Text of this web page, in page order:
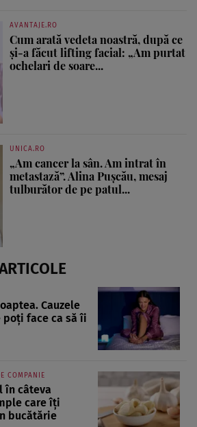
AVANTAJE.RO
Cum arată vedeta noastră, după ce
și-a făcut lifting facial: „Am purtat
ochelari de soare...
UNICA.RO
„Am cancer la sân. Am intrat în
metastază”. Alina Pușcău, mesaj
tulburător de pe patul...
Cauzele
poți face ca să îi
COMPANIE
în câteva
care îți
bucătărie